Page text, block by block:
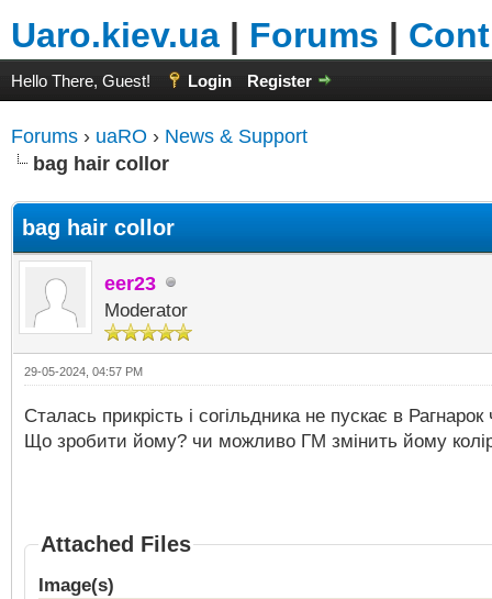
Uaro.kiev.ua | Forums |
Hello There, Guest! Login Register
Forums › uaRO › News & Support
bag hair collor
bag hair collor
eer23
Moderator
29-05-2024, 04:57 PM
Сталась прикрість і согільдника не пускає в
Що зробити йому? чи можливо ГМ змінить йому
Attached Files
Image(s)